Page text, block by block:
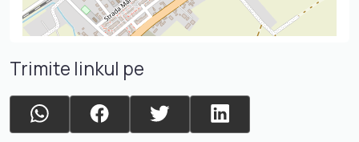
Trimite linkul pe